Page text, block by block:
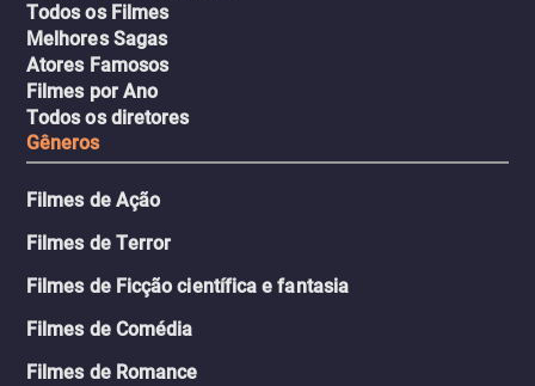
Todos os Filmes
Melhores Sagas
Atores Famosos
Filmes por Ano
Todos os diretores
Gêneros
Filmes de Ação
Filmes de Terror
Filmes de Ficção científica e fantasia
Filmes de Comédia
Filmes de Romance